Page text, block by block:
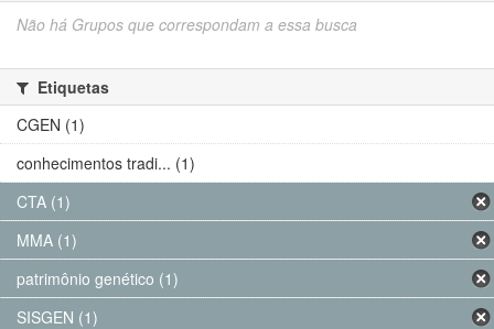
Não há Grupos que correspondam a essa busca
Etiquetas
CGEN (1)
conhecimentos tradi... (1)
CTA (1)
MMA (1)
patrimônio genético (1)
SISGEN (1)